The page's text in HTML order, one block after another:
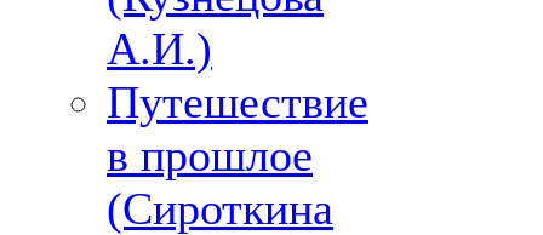
А.И.)
Путешествие
в прошлое
(Сироткина